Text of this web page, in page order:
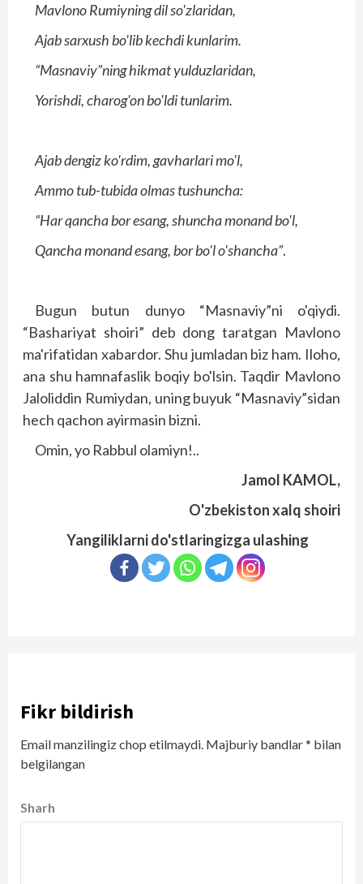
Mavlono Rumiyning dil so'zlaridan,
Ajab sarxush bo'lib kechdi kunlarim.
“Masnaviy”ning hikmat yulduzlaridan,
Yorishdi, charog'on bo'ldi tunlarim.
Ajab dengiz ko'rdim, gavharlari mo'l,
Ammo tub-tubida olmas tushuncha:
“Har qancha bor esang, shuncha monand bo'l,
Qancha monand esang, bor bo'l o'shancha”.
Bugun butun dunyo “Masnaviy”ni o'qiydi.
“Bashariyat shoiri” deb dong taratgan Mavlono
ma'rifatidan xabardor. Shu jumladan biz ham. Iloho,
ana shu hamnafaslik boqiy bo'lsin. Taqdir Mavlono
Jaloliddin Rumiydan, uning buyuk “Masnaviy”sidan
hech qachon ayirmasin bizni.
Omin, yo Rabbul olamiyn!..
Jamol KAMOL,
O'zbekiston xalq shoiri
Yangiliklarni do'stlaringizga ulashing
Fikr bildirish
Email manzilingiz chop etilmaydi. Majburiy bandlar* bilan
belgilangan
Sharh